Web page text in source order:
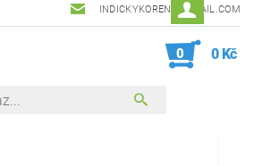
INDICKYKORENI@GMAIL.COM
0 0 Kč